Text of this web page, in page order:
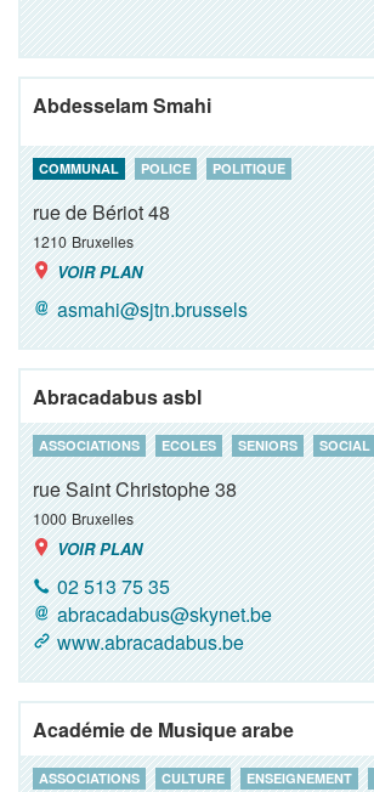
Abdesselam Smahi
COMMUNAL POLICE POLITIQUE
rue de Bériot 48
1210 Bruxelles
VOIR PLAN
asmahi@sjtn.brussels
Abracadabus asbl
ASSOCIATIONS ECOLES SENIORS SOCIAL
rue Saint Christophe 38
1000 Bruxelles
VOIR PLAN
02 513 75 35
abracadabus@skynet.be
www.abracadabus.be
Académie de Musique arabe
ASSOCIATIONS CULTURE ENSEIGNEMENT